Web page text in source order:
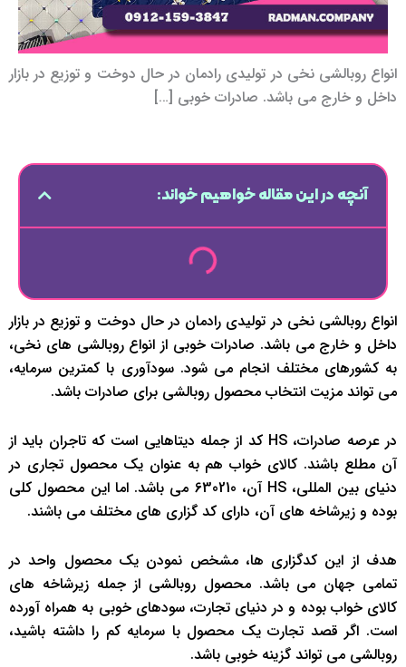
انواع روبالشی نخی در تولیدی رادمان در حال دوخت و توزیع در بازار
داخل و خارج می باشد. صادرات خوبی […]
آنچه در این مقاله خواهیم خواند:
انواع روبالشی نخی در تولیدی رادمان در حال دوخت و توزیع در بازار
داخل و خارج می باشد. صادرات خوبی از انواع روبالشی های نخی،
به کشورهای مختلف انجام می شود. سودآوری با کمترین سرمایه،
می تواند مزیت انتخاب محصول روبالشی برای صادرات باشد.
در عرصه صادرات، HS کد از جمله دیتاهایی است که تاجران باید از
آن مطلع باشند. کالای خواب هم به عنوان یک محصول تجاری در
دنیای بین المللی، HS آن، 630210 می باشد. اما این محصول کلی
بوده و زیرشاخه های آن، دارای کد گزاری های مختلف می باشند.
هدف از این کدگزاری ها، مشخص نمودن یک محصول واحد در
تمامی جهان می باشد. محصول روبالشی از جمله زیرشاخه های
کالای خواب بوده و در دنیای تجارت، سودهای خوبی به همراه آورده
است. اگر قصد تجارت یک محصول با سرمایه کم را داشته باشید،
روبالشی می تواند گزینه خوبی باشد.